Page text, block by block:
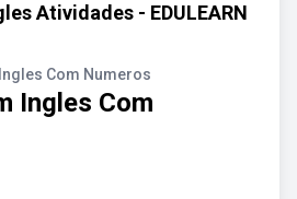
Atividades - EDULEARN
Com Numeros
Ingles Com